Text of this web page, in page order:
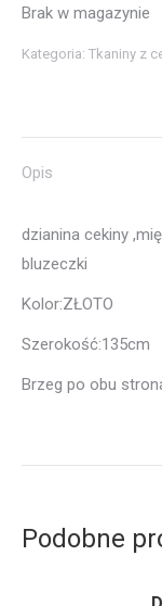
Brak w magazynie
Kategoria: Tkaniny z
Opis
dzianina cekiny
bluzeczki
Kolor:ZŁOTO
Szerokość:135cm
Brzeg po obu
Podobne